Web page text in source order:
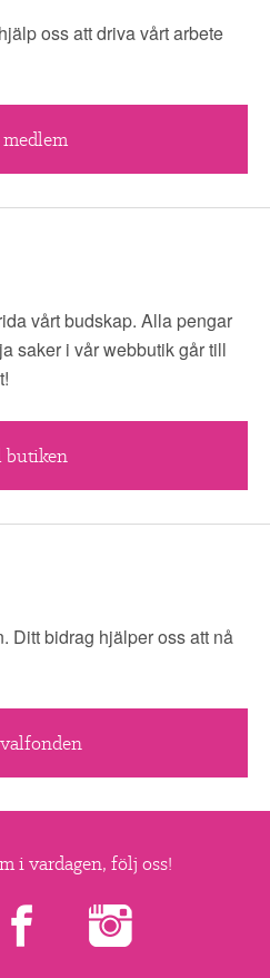
oss att driva vårt arbete
vårt budskap. Alla pengar
saker i vår webbutik går till
butiken
Ditt bidrag hjälper oss att nå
i vardagen, följ oss!